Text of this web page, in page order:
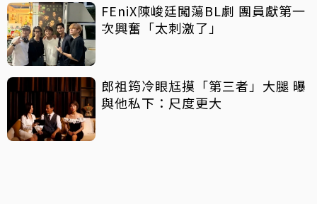
FEniX陳峻廷闖蕩BL劇 團員獻第一
次興奮「太刺激了」
郎祖筠冷眼尪摸「第三者」大腿 曝
與他私下：尺度更大